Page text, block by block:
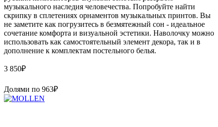
музыкального наследия человечества. Попробуйте найти
скрипку в сплетениях орнаментов музыкальных принтов. Вы
не заметите как погрузитесь в безмятежный сон - идеальное
сочетание комфорта и визуальной эстетики. Наволочку можно
использовать как самостоятельный элемент декора, так и в
дополнение к комплектам постельного белья.
3 850₽
Долями по 963₽